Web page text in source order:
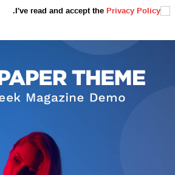
تور بېكىتىمىز
ئاناسەھىپە
بىز كىم؟
I've read and accept the Privacy Policy
.